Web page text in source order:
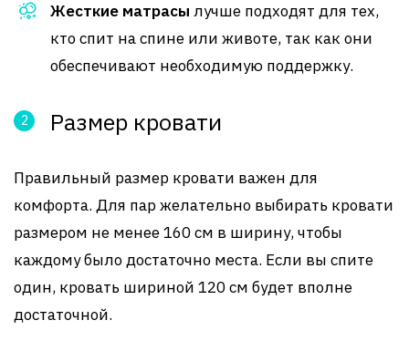
Жесткие матрасы лучше подходят для тех,
кто спит на спине или животе, так как они
обеспечивают необходимую поддержку.
Размер кровати
Правильный размер кровати важен для
комфорта. Для пар желательно выбирать кровати
размером не менее 160 см в ширину, чтобы
каждому было достаточно места. Если вы спите
один, кровать шириной 120 см будет вполне
достаточной.